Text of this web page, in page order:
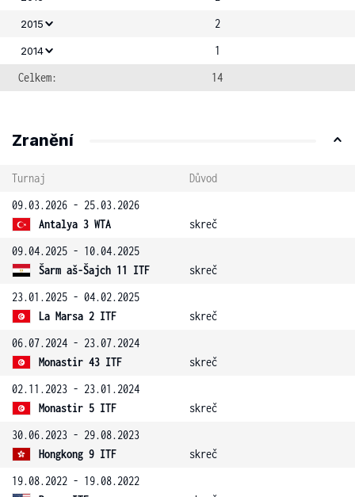
2015 2
2014
1
Celkem:
14
Zranění
Turnaj
Důvod
09.03.2026 - 25.03.2026
Antalya 3 WTA
skreč
09.04.2025 - 10.04.2025
Šarm aš-Šajch 11 ITF
skreč
23.01.2025 - 04.02.2025
La Marsa 2 ITF
skreč
06.07.2024 - 23.07.2024
Monastir 43 ITF
skreč
02.11.2023 - 23.01.2024
Monastir 5 ITF
skreč
30.06.2023 - 29.08.2023
Hongkong 9 ITF
skreč
19.08.2022 - 19.08.2022